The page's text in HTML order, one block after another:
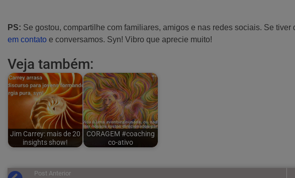
PS: Se gostou, compartilhe com familiares, amigos e nas redes sociais. Se
em contato e conversamos. Syn! Vibro que aprecie muito!
Veja também:
Jim Carrey: mais de 20
insights show!
CORAGEM #coaching
co-ativo
Post Anterior